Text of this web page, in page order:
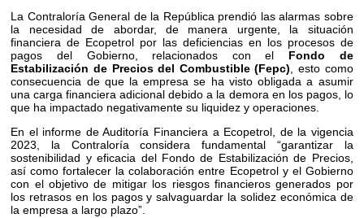
La Contraloría General de la República prendió las alarmas sobre
la necesidad de abordar, de manera urgente, la situación
financiera de Ecopetrol por las deficiencias en los procesos de
pagos del Gobierno, relacionados con el Fondo de
Estabilización de Precios del Combustible (Fepc) , esto como
consecuencia de que la empresa se ha visto obligada a asumir
una carga financiera adicional debido a la demora en los pagos, lo
que ha impactado negativamente su liquidez y operaciones.
En el informe de Auditoría Financiera a Ecopetrol, de la vigencia
2023, la Contraloría considera fundamental “garantizar la
sostenibilidad y eficacia del Fondo de Estabilización de Precios,
así como fortalecer la colaboración entre Ecopetrol y el Gobierno
con el objetivo de mitigar los riesgos financieros generados por
los retrasos en los pagos y salvaguardar la solidez económica de
la empresa a largo plazo”.